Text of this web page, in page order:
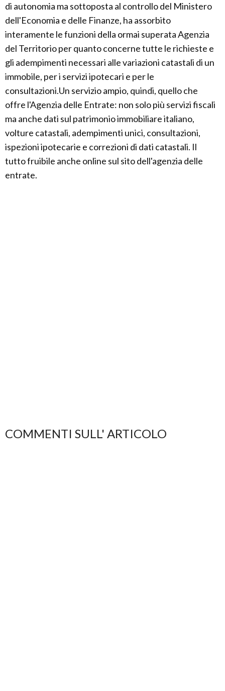
di autonomia ma sottoposta al controllo del Ministero
dell'Economia e delle Finanze, ha assorbito
interamente le funzioni della ormai superata Agenzia
del Territorio per quanto concerne tutte le richieste e
gli adempimenti necessari alle variazioni catastali di un
immobile, per i servizi ipotecari e per le
consultazioni.Un servizio ampio, quindi, quello che
offre l'Agenzia delle Entrate: non solo più servizi fiscali
ma anche dati sul patrimonio immobiliare italiano,
volture catastali, adempimenti unici, consultazioni,
ispezioni ipotecarie e correzioni di dati catastali. Il
tutto fruibile anche online sul sito dell'agenzia delle
entrate.
COMMENTI SULL' ARTICOLO